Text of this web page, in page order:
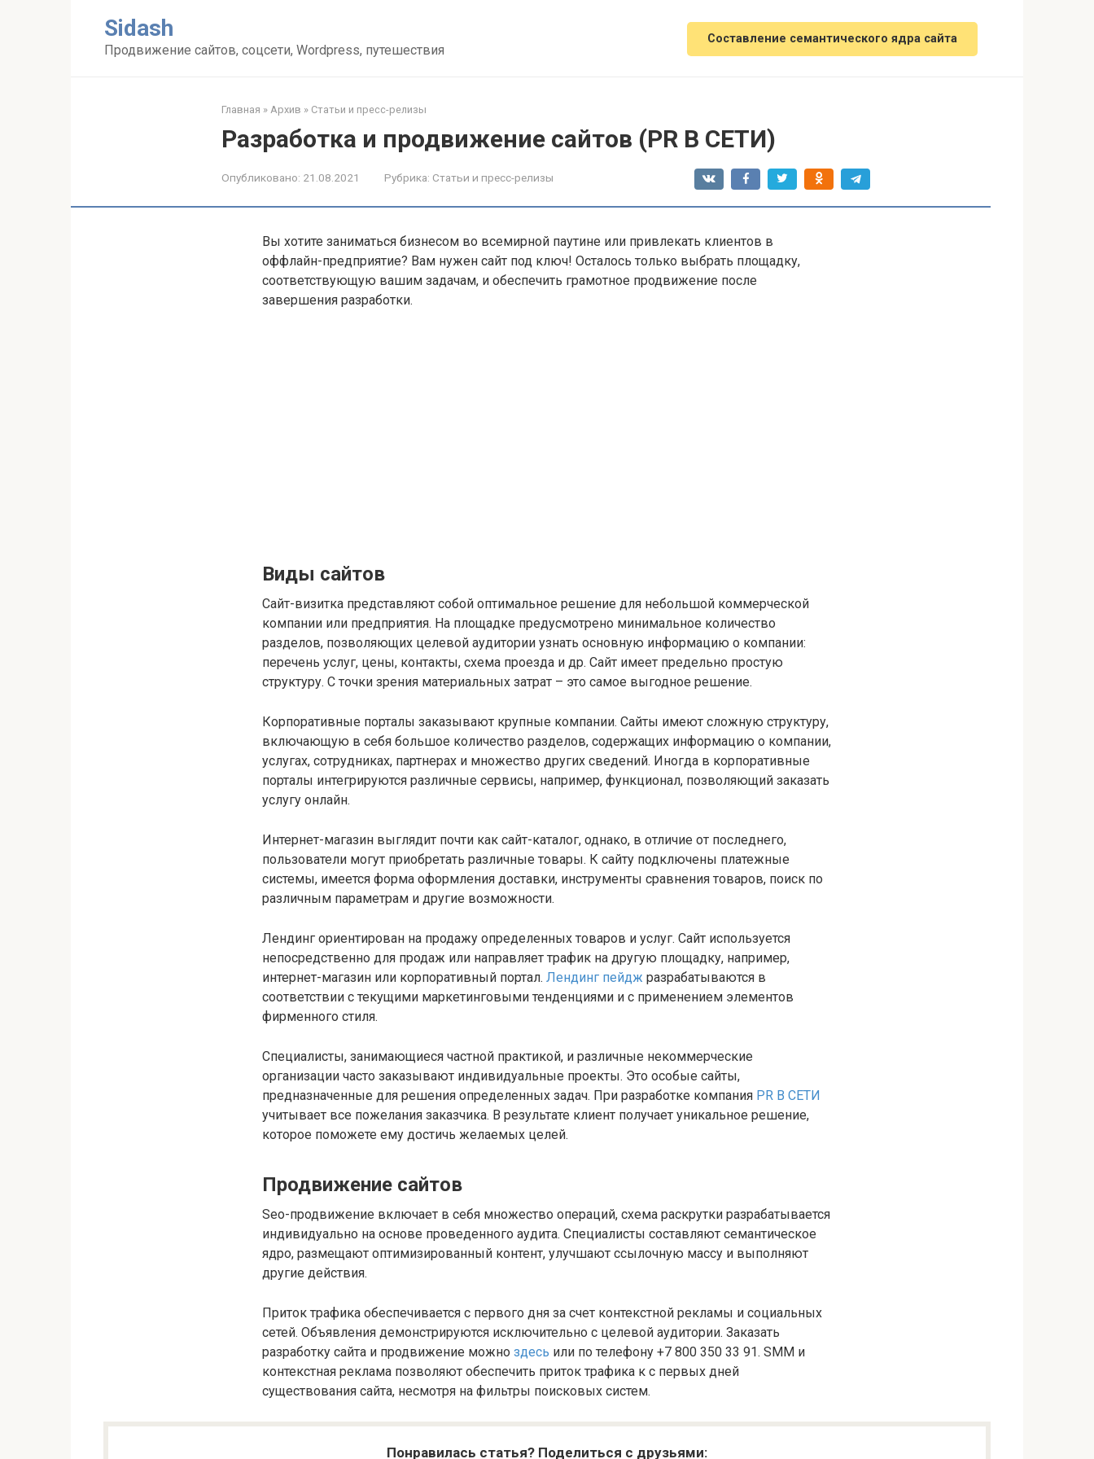
Sidash
Продвижение сайтов, соцсети, Wordpress, путешествия
Составление семантического ядра сайта
Главная » Архив » Статьи и пресс-релизы
Разработка и продвижение сайтов (PR В СЕТИ)
Опубликовано: 21.08.2021 Рубрика: Статьи и пресс-релизы
Вы хотите заниматься бизнесом во всемирной паутине или привлекать клиентов в
оффлайн-предприятие? Вам нужен сайт под ключ! Осталось только выбрать площадку,
соответствующую вашим задачам, и обеспечить грамотное продвижение после
завершения разработки.
Виды сайтов
Сайт-визитка представляют собой оптимальное решение для небольшой коммерческой
компании или предприятия. На площадке предусмотрено минимальное количество
разделов, позволяющих целевой аудитории узнать основную информацию о компании:
перечень услуг, цены, контакты, схема проезда и др. Сайт имеет предельно простую
структуру. С точки зрения материальных затрат – это самое выгодное решение.
Корпоративные порталы заказывают крупные компании. Сайты имеют сложную структуру,
включающую в себя большое количество разделов, содержащих информацию о компании,
услугах, сотрудниках, партнерах и множество других сведений. Иногда в корпоративные
порталы интегрируются различные сервисы, например, функционал, позволяющий заказать
услугу онлайн.
Интернет-магазин выглядит почти как сайт-каталог, однако, в отличие от последнего,
пользователи могут приобретать различные товары. К сайту подключены платежные
системы, имеется форма оформления доставки, инструменты сравнения товаров, поиск по
различным параметрам и другие возможности.
Лендинг ориентирован на продажу определенных товаров и услуг. Сайт используется
непосредственно для продаж или направляет трафик на другую площадку, например,
интернет-магазин или корпоративный портал. Лендинг пейдж разрабатываются в
соответствии с текущими маркетинговыми тенденциями и с применением элементов
фирменного стиля.
Специалисты, занимающиеся частной практикой, и различные некоммерческие
организации часто заказывают индивидуальные проекты. Это особые сайты,
предназначенные для решения определенных задач. При разработке компания PR В СЕТИ
учитывает все пожелания заказчика. В результате клиент получает уникальное решение,
которое поможете ему достичь желаемых целей.
Продвижение сайтов
Seo-продвижение включает в себя множество операций, схема раскрутки разрабатывается
индивидуально на основе проведенного аудита. Специалисты составляют семантическое
ядро, размещают оптимизированный контент, улучшают ссылочную массу и выполняют
другие действия.
Приток трафика обеспечивается с первого дня за счет контекстной рекламы и социальных
сетей. Объявления демонстрируются исключительно с целевой аудитории. Заказать
разработку сайта и продвижение можно здесь или по телефону +7 800 350 33 91. SMM и
контекстная реклама позволяют обеспечить приток трафика к с первых дней
существования сайта, несмотря на фильтры поисковых систем.
Понравилась статья? Поделиться с друзьями: